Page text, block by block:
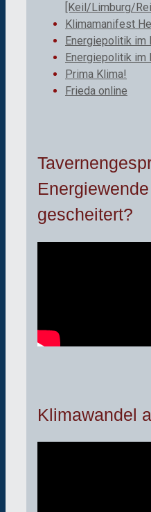
[Keil/Limburg/
Klimamanifest
Energiepolitik im
Energiepolitik im
Prima Klima!
Frieda online
gescheitert?
Klimawandel